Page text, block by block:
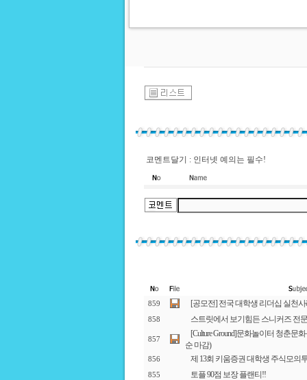
코멘트달기 : 인터넷 예의는 필수!
859 [공모전] 전국 대학생 리더십 실천
858 스트릿에서 보기힘든 스니커즈 전
857
[Culture Ground]문화놀이터 청춘문
순 마감)
856 제 13회 키움증권 대학생 주식모의
855 토플 90점 보장 플랜티!!